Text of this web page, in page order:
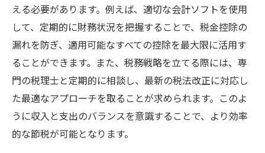
える必要があります。例えば、適切な会計ソフトを使用
して、定期的に財務状況を把握することで、税金控除の
漏れを防ぎ、適用可能なすべての控除を最大限に活用す
ることができます。また、税務戦略を立てる際には、専
門の税理士と定期的に相談し、最新の税法改正に対応し
た最適なアプローチを取ることが求められます。このよ
うに収入と支出のバランスを意識することで、より効率
的な節税が可能となります。